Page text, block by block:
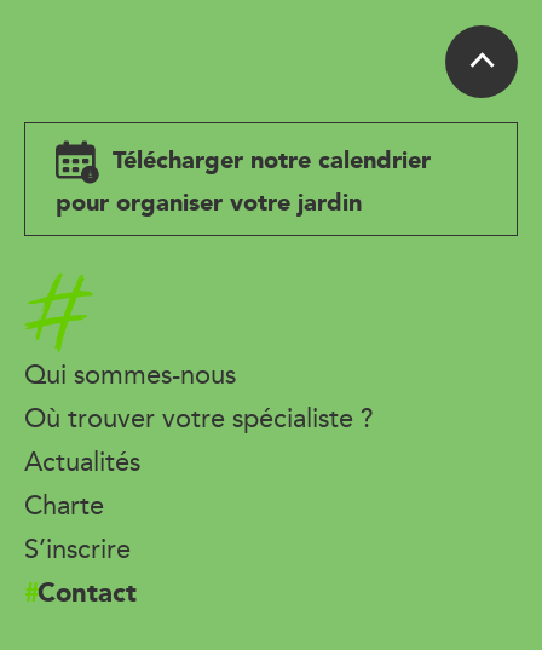
Télécharger notre calendrier
pour organiser votre jardin
Accueil
Qui sommes-nous
Où trouver votre spécialiste ?
Actualités
Charte
S’inscrire
Contact